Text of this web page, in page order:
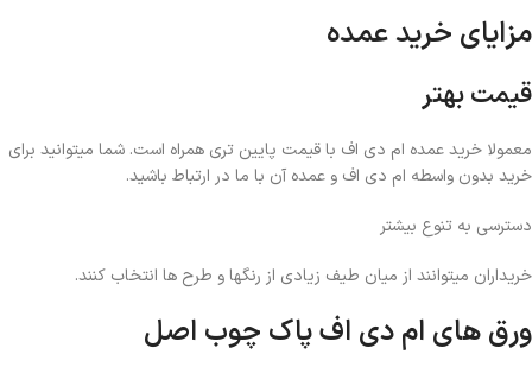
مزایای خرید عمده
قیمت بهتر
معمولا خرید عمده ام دی اف با قیمت پایین تری همراه است. شما میتوانید برای
خرید بدون واسطه ام دی اف و عمده آن با ما در ارتباط باشید.
دسترسی به تنوع بیشتر
خریداران میتوانند از میان طیف زیادی از رنگها و طرح ها انتخاب کنند.
ورق های ام دی اف پاک چوب اصل